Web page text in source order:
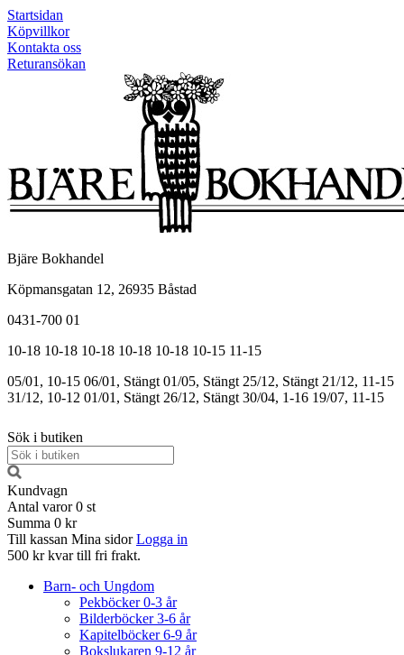
Startsidan
Köpvillkor
Kontakta oss
Returansökan
Bjäre Bokhandel
Köpmansgatan 12, 26935 Båstad
0431-700 01
10-18 10-18 10-18 10-18 10-18 10-15 11-15
05/01, 10-15 06/01, Stängt 01/05, Stängt 25/12, Stängt 21/12, 11-15
31/12, 10-12 01/01, Stängt 26/12, Stängt 30/04, 1-16 19/07, 11-15
Sök i butiken
Kundvagn
Antal varor 0 st
Summa 0 kr
Till kassan Mina sidor Logga in
500 kr kvar till fri frakt.
Barn- och Ungdom
Pekböcker 0-3 år
Bilderböcker 3-6 år
Kapitelböcker 6-9 år
Bokslukaren 9-12 år